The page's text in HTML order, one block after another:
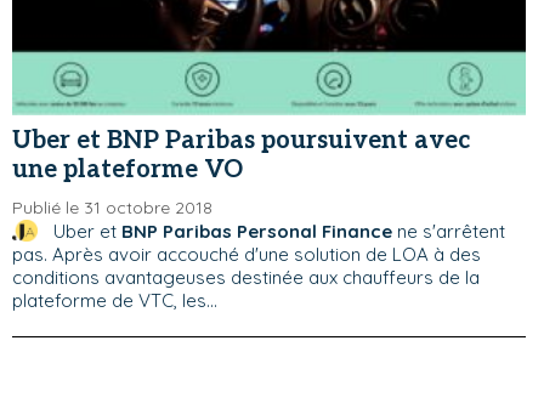
Uber et BNP Paribas poursuivent avec
une plateforme VO
Publié le 31 octobre 2018
Uber et BNP Paribas Personal Financene s'arrêtent
pas. Après avoir accouché d'une solution de LOA à des
conditions avantageuses destinée aux chauffeurs de la
plateforme de VTC, les...